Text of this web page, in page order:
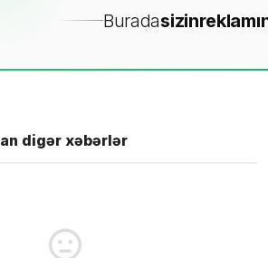
Buradasizin
digər xəbərlər